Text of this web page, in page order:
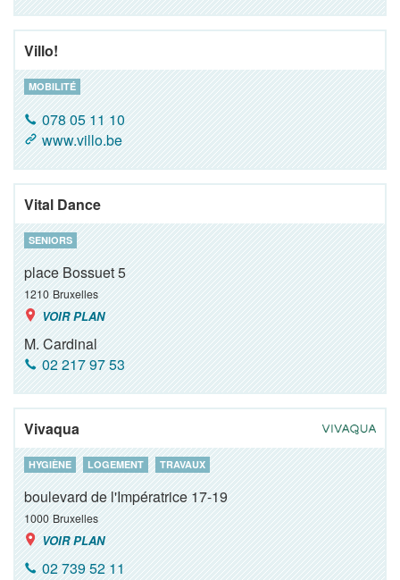
Villo!
MOBILITÉ
078 05 11 10
www.villo.be
Vital Dance
SENIORS
place Bossuet 5
1210 Bruxelles
VOIR PLAN
M. Cardinal
02 217 97 53
Vivaqua
HYGIÈNE LOGEMENT TRAVAUX
boulevard de l'Impératrice 17-19
1000 Bruxelles
VOIR PLAN
02 739 52 11